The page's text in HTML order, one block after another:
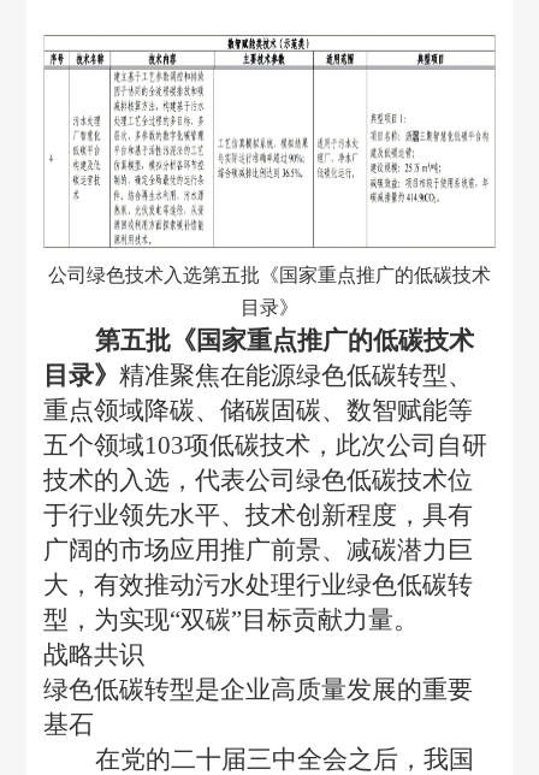
公司绿色技术入选第五批《国家重点推广的低碳技术
目录》
第五批《国家重点推广的低碳技术
目录》 精准聚焦在能源绿色低碳转型、
重点领域降碳、储碳固碳、数智赋能等
五个领域103项低碳技术，此次公司自研
技术的入选，代表公司绿色低碳技术位
于行业领先水平、技术创新程度，具有
广阔的市场应用推广前景、减碳潜力巨
大，有效推动污水处理行业绿色低碳转
型，为实现“双碳”目标贡献力量。
战略共识
绿色低碳转型是企业高质量发展的重要
基石
在党的二十届三中全会之后，我国